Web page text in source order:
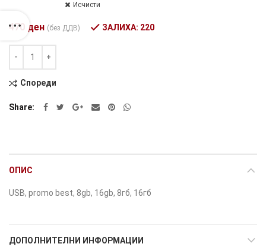
Исчисти
470 ден (без ДДВ) ЗАЛИХА: 220
Alternative:
Спореди
Share
ОПИС
USB, promo best, 8gb, 16gb, 8гб, 16гб
ДОПОЛНИТЕЛНИ ИНФОРМАЦИИ